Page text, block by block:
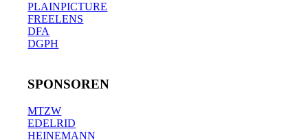
PLAINPICTURE
FREELENS
DFA
DGPH
SPONSOREN
MTZW
EDELRID
HEINEMANN